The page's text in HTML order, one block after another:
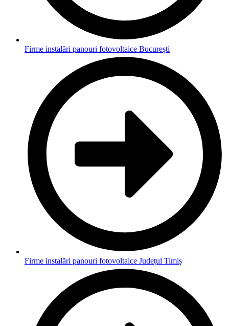
Firme instalări panouri fotovoltaice București
Firme instalări panouri fotovoltaice Județul Timiș